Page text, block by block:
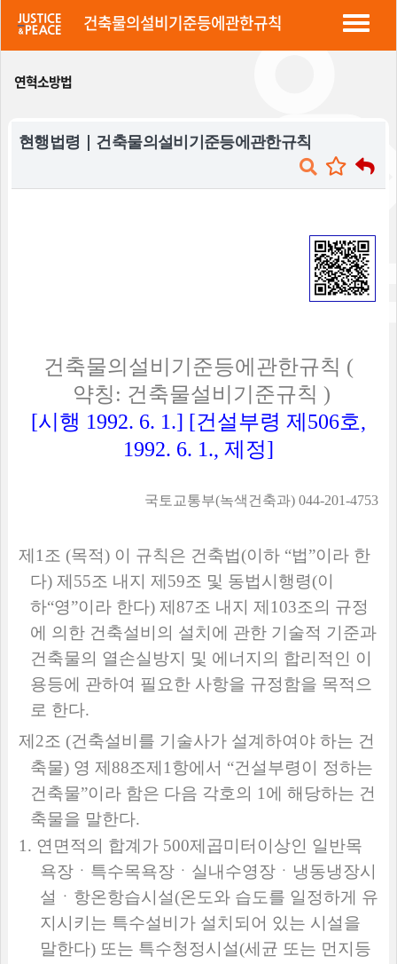
정평 "소방법"
건축물의설비기준등에관한규칙
연혁소방법
현행법령 | 건축물의설비기준등에관한규칙
건축물의설비기준등에관한규칙 (
약칭: 건축물설비기준규칙 )
[시행 1992. 6. 1.] [건설부령 제 506호,
1992. 6. 1., 제정]
국토교통부(녹색건축과) 044-201-4753
제1 조 (목적) 이 규칙은 건축법(이하 “법”이라 한
다) 제55조 내지 제59조 및 동법시행령(이
하“영”이라 한다) 제87조 내지 제103조의 규정
에 의한 건축설비의 설치에 관한 기술적 기준과
건축물의 열손실방지 및 에너지의 합리적인 이
용등에 관하여 필요한 사항을 규정함을 목적으
로 한다.
제 2조 (건축설비를 기술사가 설계하여야 하는 건
축물) 영 제 88조제 1항에서 “건설부령이 정하는
건축물”이라 함은 다음 각호의 1에 해당하는 건
축물을 말한다.
1. 연면적의 합계가 500제곱미터이상인 일반목
욕장ㆍ특수목욕장ㆍ실내수영장ㆍ냉동냉장시
설ㆍ항온항습시설(온도와 습도를 일정하게 유
지시키는 특수설비가 설치되어 있는 시설을
말한다) 또는 특수청정시설(세균 또는 먼지등